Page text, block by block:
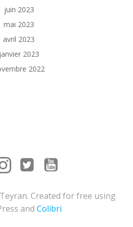
juin 2023
mai 2023
avril 2023
janvier 2023
2022
Created for free using
and Colibri